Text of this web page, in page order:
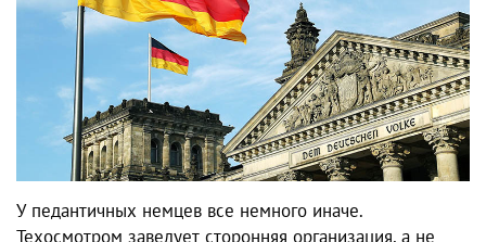
У педантичных немцев все немного иначе.
Техосмотром заведует сторонняя организация, а не